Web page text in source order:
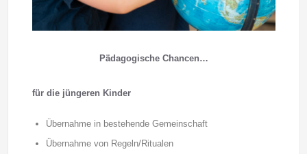
Pädagogische Chancen…
für die jüngeren Kinder
Übernahme in bestehende Gemeinschaft
Übernahme von Regeln/Ritualen